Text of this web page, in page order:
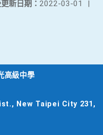
新日期： 2022-03-01 |
高級中學
New Taipei City 231,